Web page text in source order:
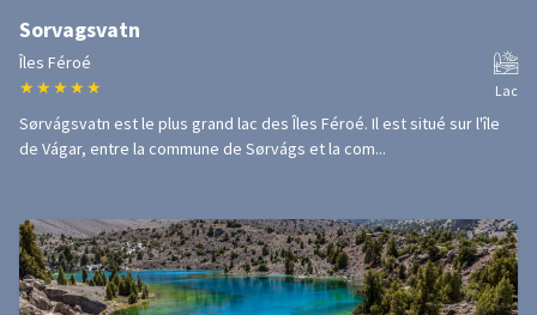
Sorvagsvatn
Îles Féroé
★ ★ ★ ★ ★ Lac
Sørvágsvatn est le plus grand lac des Îles Féroé. Il est situé sur l'île
de Vágar, entre la commune de Sørvágs et la com...